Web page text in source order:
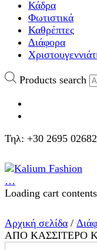
Κάδρα
Φωτιστικά
Καθρέπτες
Διάφορα
Products search
Τηλ: +30 2695
…
Loading cart
Αρχική σελίδα /
ΑΠΟ ΚΑΣΣΙΤΕΡΟ